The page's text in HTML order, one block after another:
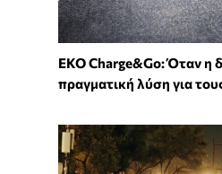
EKO Charge&Go: Όταν η
πραγματική λύση για